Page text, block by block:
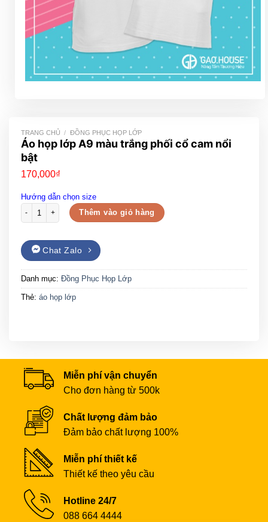
TRANG CHỦ / ĐỒNG PHỤC HỌP LỚP
Áo họp lớp A9 màu trắng phối cổ cam nổi
bật
170,000₫
Hướng dẫn chọn size
Áo họp lớp A9 màu trắng phối cổ cam nổi bật số lượng
Thêm vào giỏ hàng
Chat Zalo
Danh mục: Đồng Phục Họp Lớp
Thẻ: áo họp lớp
Miễn phí vận chuyển
Cho đơn hàng từ 500k
Chất lượng đảm bảo
Đảm bảo chất lượng 100%
Miễn phí thiết kế
Thiết kế theo yêu cầu
Hotline 24/7
088 664 4444